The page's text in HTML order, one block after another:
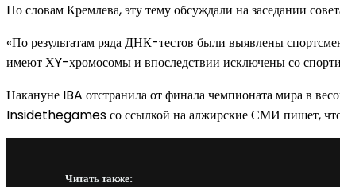
По словам Кремлева, эту тему обсуждали на заседании
«По результатам ряда ДНК-тестов были выявлены
имеют ХY-хромосомы и впоследствии исключены со
Накануне IBA отстранила от финала чемпионата мира в
Insidethegames со ссылкой на алжирские СМИ пишет, что
Читать также: